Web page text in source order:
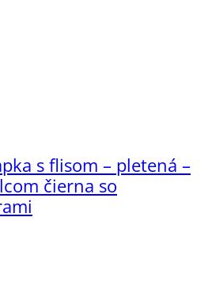
s flisom – pletená –
čierna so